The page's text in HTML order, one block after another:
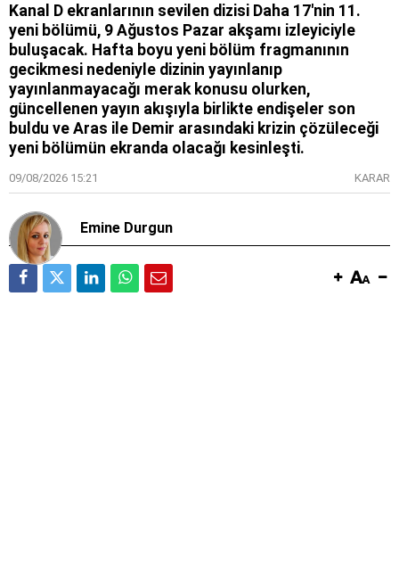
Kanal D ekranlarının sevilen dizisi Daha 17'nin 11.
yeni bölümü, 9 Ağustos Pazar akşamı izleyiciyle
buluşacak. Hafta boyu yeni bölüm fragmanının
gecikmesi nedeniyle dizinin yayınlanıp
yayınlanmayacağı merak konusu olurken,
güncellenen yayın akışıyla birlikte endişeler son
buldu ve Aras ile Demir arasındaki krizin çözüleceği
yeni bölümün ekranda olacağı kesinleşti.
09/08/2026 15:21 KARAR
Emine Durgun